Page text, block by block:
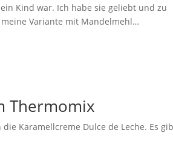
Kind war. Ich habe sie geliebt und zu
Variante mit Mandelmehl…
Thermomix
Karamellcreme Dulce de Leche. Es